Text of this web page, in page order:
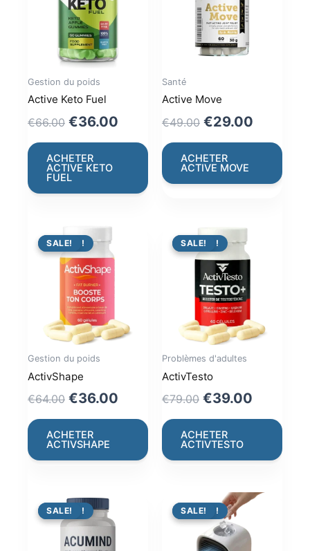
Gestion du poids
Active Keto Fuel
€66.00 Original
price
was:
€66.00.
€36.00 Current
price
€36.00.
ACHETER
ACTIVE KETO
FUEL
Santé
Active Move
€49.00 Original
price
was:
€49.00.
€29.00
price
€29.00.
ACHETER
ACTIVE MOVE
PROMO !
SALE!
Gestion du poids
ActivShape
€64.00 Original
price
was:
€64.00.
€36.00 Current
price
€36.00.
ACHETER
ACTIVSHAPE
PROMO !
SALE!
Problèmes d'adultes
ActivTesto
€79.00 Original
price
was:
€79.00.
€39.00
price
€39.00.
ACHETER
ACTIVTESTO
PROMO !
SALE! PROMO !
SALE!